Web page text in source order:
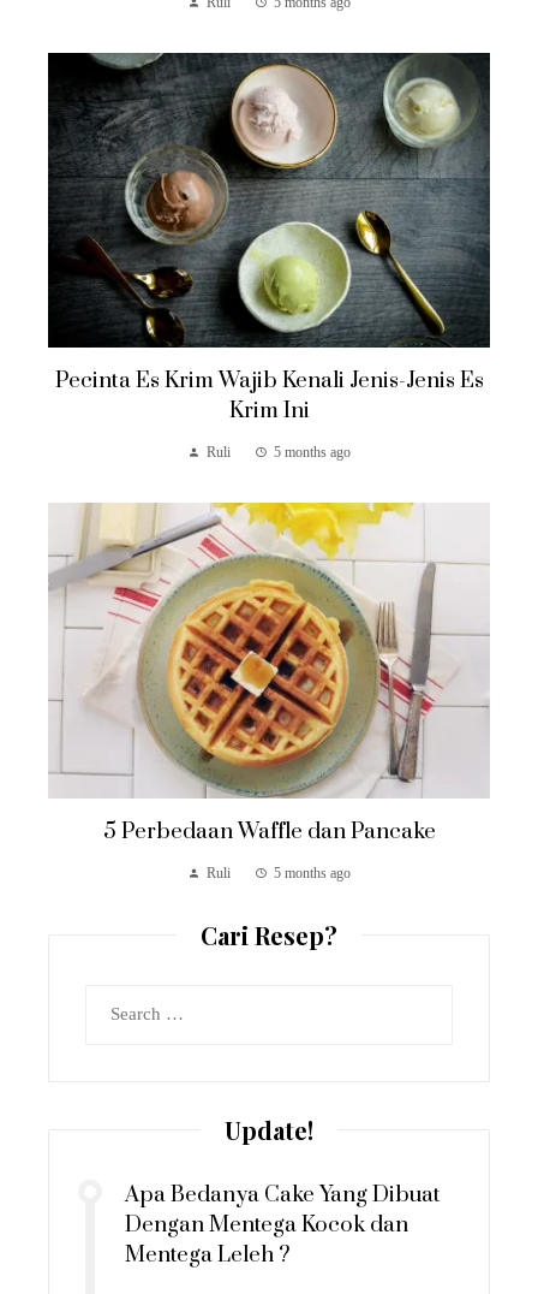
Pecinta Es Krim Wajib Kenali Jenis-Jenis Es
Krim Ini
Ruli 5 months ago
5 Perbedaan Waffle dan Pancake
Ruli 5 months ago
Cari Resep?
Update!
Apa Bedanya Cake Yang Dibuat
Dengan Mentega Kocok dan
Mentega Leleh ?